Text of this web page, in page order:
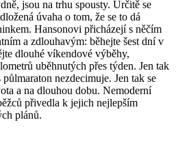
jsou na trhu spousty. Určitě se
úvaha o tom, že se to dá
Hansonovi přicházejí s něčím
a zdlouhavým: běhejte šest dní v
dlouhé víkendové výběhy,
uběhnutých přes týden. Jen tak
nezdecimuje. Jen tak se
a na dlouhou dobu. Nemoderní
přivedla k jejich nejlepším
plánů.